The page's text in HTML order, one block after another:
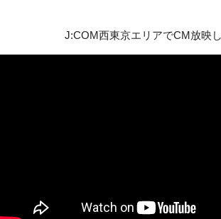
J:COM西東京エリアでCM放映